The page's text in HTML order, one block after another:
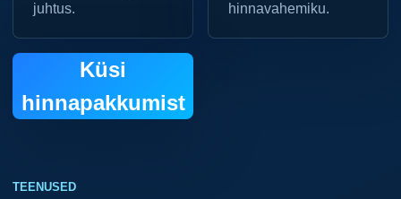
juhtus.
hinnavahemiku.
Küsi
hinnapakkumist
TEENUSED